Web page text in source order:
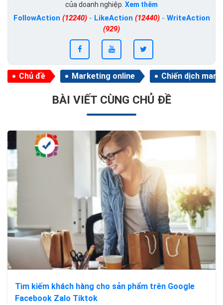
của doanh nghiệp. Xem thêm
FollowAction (12240)- LikeAction (12440)- WriteAction
(929)
Chủ đề Marketing online Chiến dịch
BÀI VIẾT CÙNG CHỦ ĐỀ
Tìm kiếm khách hàng cho sản phẩm trên Google
Facebook Zalo Tiktok